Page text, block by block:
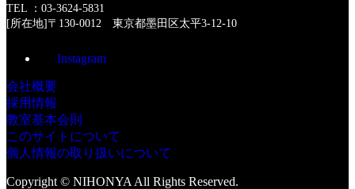
TEL ：03-3624-5831
[所在地]〒130-0012 東京都墨田区太平3-12-10
Instagram
会社概要
採用情報
教室基本会則
このサイトについて
個人情報の取り扱いについて
Copyright © NIHONYA All Rights Reserved.